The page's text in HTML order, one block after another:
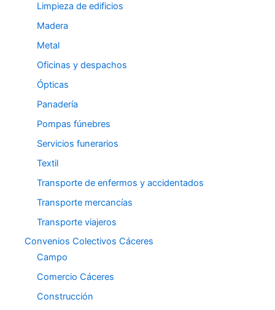
Limpieza de edificios
Madera
Metal
Oficinas y despachos
Ópticas
Panadería
Pompas fúnebres
Servicios funerarios
Textil
Transporte de enfermos y accidentados
Transporte mercancías
Transporte viajeros
Convenios Colectivos Cáceres
Campo
Comercio Cáceres
Construcción